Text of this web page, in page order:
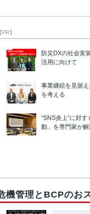
【PR】
防災DXの社会実
活用に向けて
事業継続を見据
を考える
“SNS炎上”に対
動」を専門家が
機管理とBCPのお